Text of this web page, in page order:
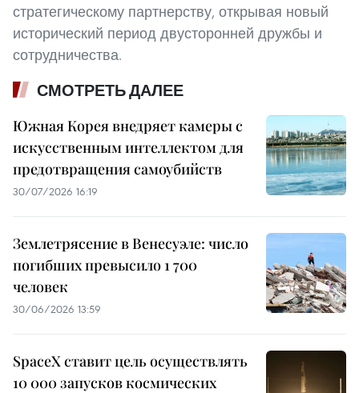
стратегическому партнерству, открывая новый
исторический период двусторонней дружбы и
сотрудничества.
СМОТРЕТЬ ДАЛЕЕ
Южная Корея внедряет камеры с
искусственным интеллектом для
предотвращения самоубийств
30/07/2026 16:19
Землетрясение в Венесуэле: число
погибших превысило 1 700
человек
30/06/2026 13:59
SpaceX ставит цель осуществлять
10 000 запусков космических